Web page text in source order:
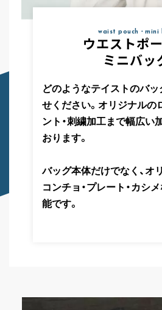
waist pouch・mini
ウエストポ
ミニバッ
どのようなテイストのバ
せください。オリジナルの
ント・刺繍加工まで幅広い
おります。
バッグ本体だけでなく、オ
コンチョ・プレート・カシ
能です。